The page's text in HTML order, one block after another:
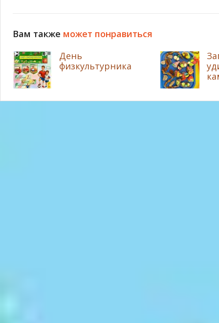
Вам также может понравиться
День
физкультурника